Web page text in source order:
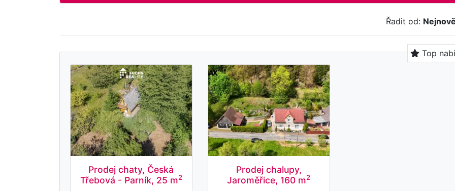
Řadit od:
Top
Prodej chaty, Česká
Třebová - Parník, 25 m2
Prodej chalupy,
Jaroměřice, 160 m2